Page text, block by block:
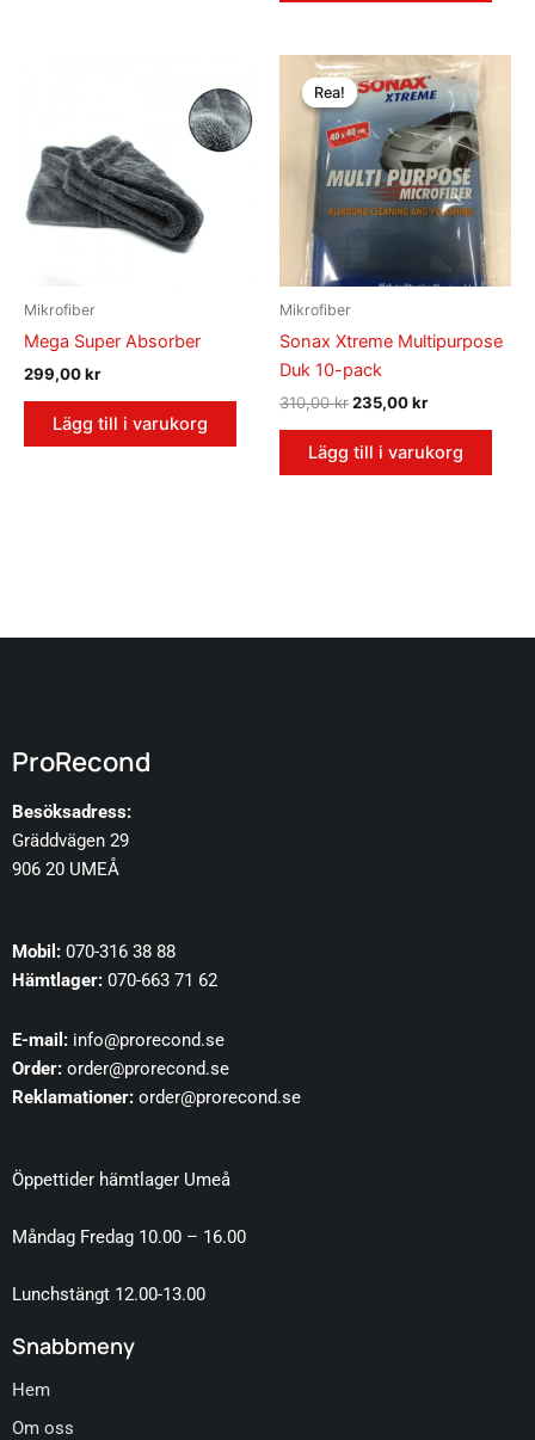
Mikrofiber
Mega Super Absorber
299,00kr
Lägg till i varukorg
Rea!
Rea!
Mikrofiber
Sonax Xtreme Multipurpose
Duk 10-pack
310,00kr
Det
ursprungliga
priset
var:
310,00 kr.
235,00kr
Det
nuvarande
priset
är:
235,00 kr.
Lägg till i varukorg
ProRecond
Besöksadress:
Gräddvägen 29
906 20 UMEÅ
Mobil: 070-316 38 88
Hämtlager: 070-663 71 62
E-mail: info@prorecond.se
Order: order@prorecond.se
Reklamationer: order@prorecond.se
Öppettider hämtlager Umeå
Måndag Fredag 10.00 – 16.00
Lunchstängt 12.00-13.00
Snabbmeny
Hem
Om oss